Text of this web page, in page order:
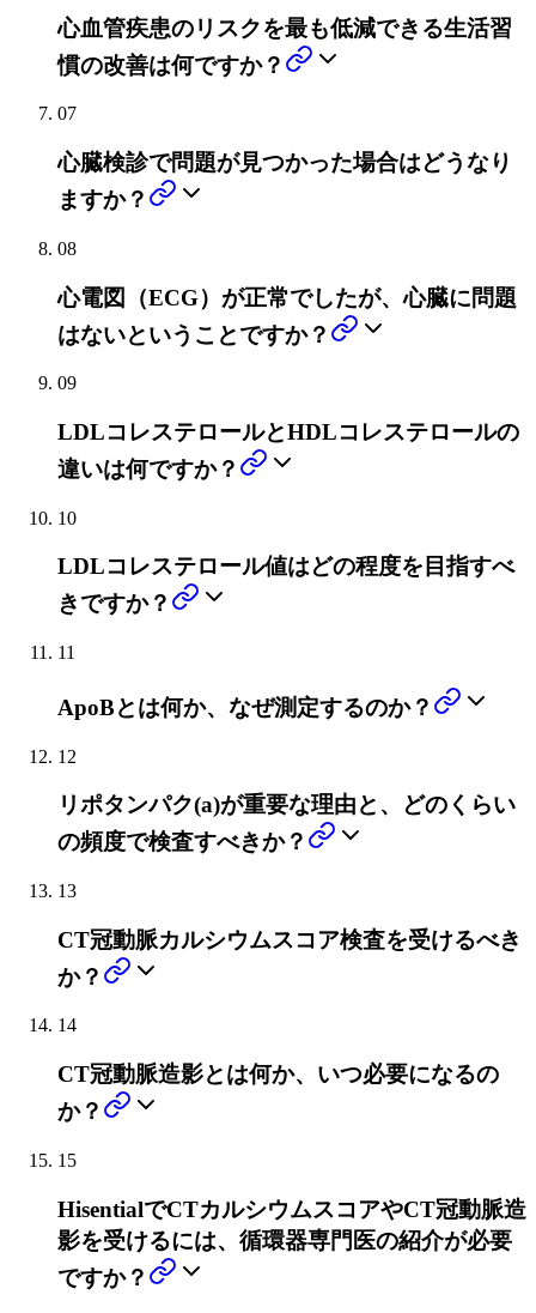
心血管疾患のリスクを最も低減できる生活習
慣の改善は何ですか？
07
心臓検診で問題が見つかった場合はどうなり
ますか？
08
心電図（ECG）が正常でしたが、心臓に問題
はないということですか？
09
LDLコレステロールとHDLコレステロールの
違いは何ですか？
10
LDLコレステロール値はどの程度を目指すべ
きですか？
11
ApoBとは何か、なぜ測定するのか？
12
リポタンパク(a)が重要な理由と、どのくらい
の頻度で検査すべきか？
13
CT冠動脈カルシウムスコア検査を受けるべき
か？
14
CT冠動脈造影とは何か、いつ必要になるの
か？
15
HisentialでCTカルシウムスコアやCT冠動脈造
影を受けるには、循環器専門医の紹介が必要
ですか？